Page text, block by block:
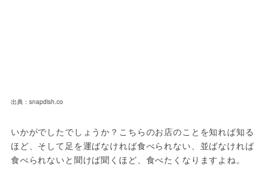
出典：snapdish.co
いかがでしたでしょうか？こちらのお店のことを知れば知る
ほど、そして足を運ばなければ食べられない、並ばなければ
食べられないと聞けば聞くほど、食べたくなりますよね。